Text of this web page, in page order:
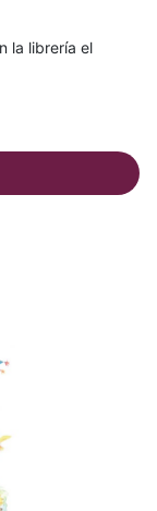
la librería el